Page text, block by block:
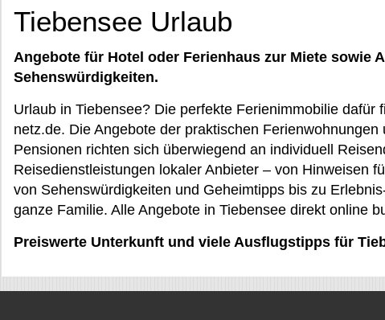
Tiebensee Urlaub
Angebote für Hotel oder Ferienhaus zur Miete sowie
Sehenswürdigkeiten.
Urlaub in Tiebensee? Die perfekte Ferienimmobilie dafür
netz.de. Die Angebote der praktischen
Pensionen richten sich überwiegend an individuell
Reisedienstleistungen lokaler Anbieter – von Hinweisen
von Sehenswürdigkeiten und Geheimtipps bis zu
ganze Familie. Alle Angebote in Tiebensee direkt online
Preiswerte Unterkunft und viele Ausflugstipps für